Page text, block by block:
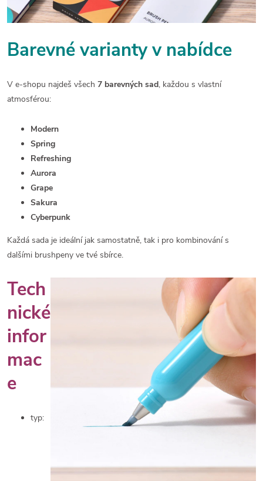
Barevné varianty v nabídce
V e-shopu najdeš všech 7 barevných sad, každou s vlastní
atmosférou:
Modern
Spring
Refreshing
Aurora
Grape
Sakura
Cyberpunk
Každá sada je ideální jak samostatně, tak i pro kombinování s
dalšími brushpeny ve tvé sbírce.
Tech
nické
infor
mac
e
typ: